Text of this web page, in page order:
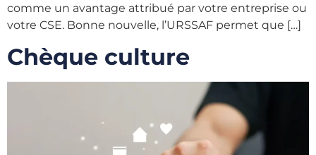
comme un avantage attribué par votre entreprise ou
votre CSE. Bonne nouvelle, l’URSSAF permet que […]
Chèque culture